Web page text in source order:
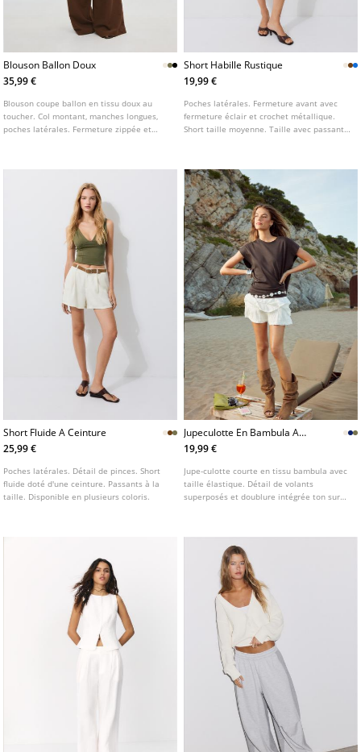
Blouson Ballon Doux
35,99 €
Blouson coupe ballon en tissu doux au
toucher. Col montant, manches longues,
poches latérales. Fermeture zippée et
plusieurs coloris.
Short Habille Rustique
19,99 €
Poches latérales. Fermeture avant avec
fermeture éclair et crochet métallique.
Short taille moyenne. Taille avec passants.
Short Fluide A Ceinture
25,99 €
Poches latérales. Détail de pinces. Short
fluide doté d'une ceinture. Passants à la
taille. Disponible en plusieurs coloris.
Jupeculotte En Bambula A
Volants L01261250
19,99 €
Jupe-culotte courte en tissu bambula avec
taille élastique. Détail de volants
superposés et doublure intégrée ton sur